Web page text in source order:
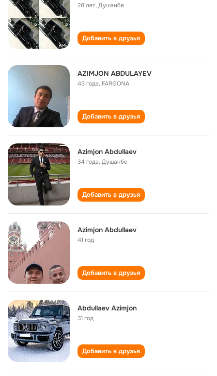
28 лет,Душанбе
Добавить в друзья
AZIMJON ABDULAYEV
43 года, FARGONA
Добавить в друзья
Azimjon Abdullaev
34 года,Душанбе
Добавить в друзья
Azimjon Abdullaev
41 год
Добавить в друзья
Abdullaev Azimjon
31 год
Добавить в друзья